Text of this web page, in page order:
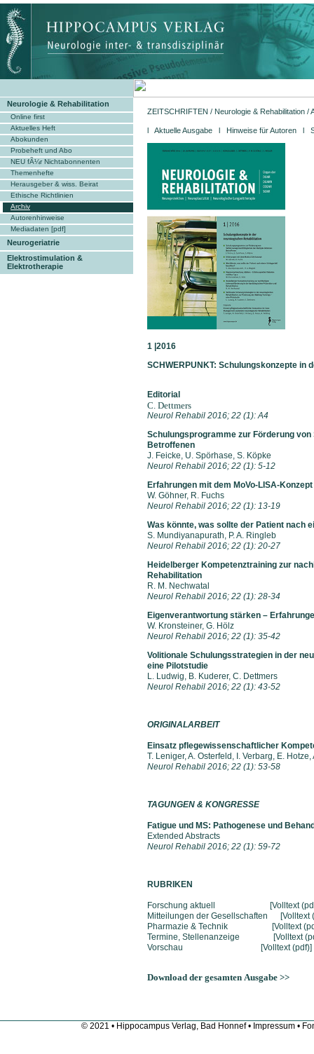
Neurologie & Rehabilitation
Online first
Aktuelles Heft
Abokunden
Probeheft und Abo
NEU fÃ¼r Nichtabonnenten
Themenhefte
Herausgeber & wiss. Beirat
Ethische Richtlinien
Archiv
Autorenhinweise
Mediadaten [pdf]
Neurogeriatrie
Elektrostimulation &
Elektrotherapie
ZEITSCHRIFTEN / Neurologie & Rehabilitation /
l Aktuelle Ausgabe l Hinweise für Autoren l
1 |2016
SCHWERPUNKT: Schulungskonzepte in
Editorial
C. Dettmers
Neurol Rehabil 2016; 22
Schulungsprogramme zur Förderung
Betroffenen
J. Feicke, U. Spörhase, S.
Neurol Rehabil 2016; 22 (1): 5-12
Erfahrungen mit dem MoVo-LISA-Konzept
W. Göhner, R.
Neurol Rehabil 2016; 22 (1): 13-19
Was könnte, was sollte der Patient nach
S. Mundiyanapurath, P. A.
Neurol Rehabil 2016; 22 (1): 20-27
Heidelberger Kompetenztraining zur
Rehabilitation
R. M.
Neurol Rehabil 2016; 22 (1): 28-34
Eigenverantwortung stärken –
W. Kronsteiner, G.
Neurol Rehabil 2016; 22 (1): 35-42
Volitionale Schulungsstrategien in der
eine Pilotstudie
L. Ludwig, B. Kuderer, C.
Neurol Rehabil 2016; 22 (1): 43-52
ORIGINALARBEIT
Einsatz pflegewissenschaftlicher
T. Leniger, A. Osterfeld, I. Verbarg, E.
Neurol Rehabil 2016; 22 (1): 53-58
TAGUNGEN & KONGRESSE
Fatigue und MS: Pathogenese und
Extended
Neurol Rehabil 2016; 22 (1): 59-72
RUBRIKEN
Forschung aktuell
[Volltext
Mitteilungen der Gesellschaften
[Volltext
Pharmazie & Technik
[Volltext
Termine, Stellenanzeige
[Volltext
Vorschau
[Volltext (pdf)]
Download der gesamten Ausgabe >>
© 2021 • Hippocampus Verlag, Bad Honnef • Impressum •